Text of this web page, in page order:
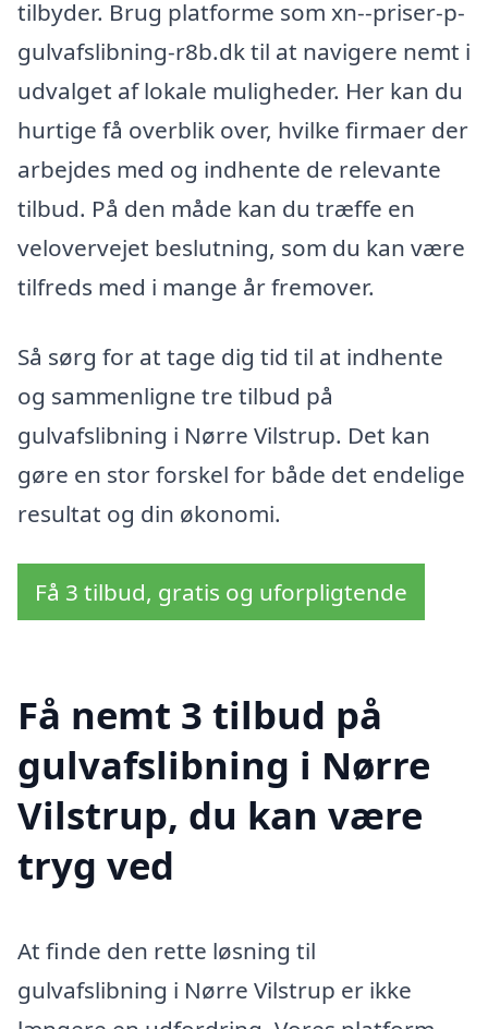
tilbyder. Brug platforme som xn--priser-p-
gulvafslibning-r8b.dk til at navigere nemt i
udvalget af lokale muligheder. Her kan du
hurtige få overblik over, hvilke firmaer der
arbejdes med og indhente de relevante
tilbud. På den måde kan du træffe en
velovervejet beslutning, som du kan være
tilfreds med i mange år fremover.
Så sørg for at tage dig tid til at indhente
og sammenligne tre tilbud på
gulvafslibning i Nørre Vilstrup. Det kan
gøre en stor forskel for både det endelige
resultat og din økonomi.
Få 3 tilbud, gratis og uforpligtende
Få nemt 3 tilbud på
gulvafslibning i Nørre
Vilstrup, du kan være
tryg ved
At finde den rette løsning til
gulvafslibning i Nørre Vilstrup er ikke